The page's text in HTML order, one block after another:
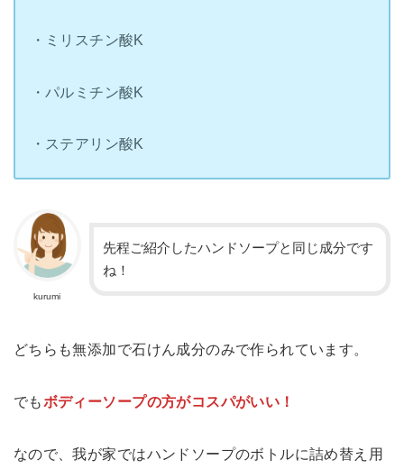
・ミリスチン酸K
・パルミチン酸K
・ステアリン酸K
kurumi
先程ご紹介したハンドソープと同じ成分です
ね！
どちらも無添加で石けん成分のみで作られています。
でもボディーソープの方がコスパがいい！
なので、我が家ではハンドソープのボトルに詰め替え用